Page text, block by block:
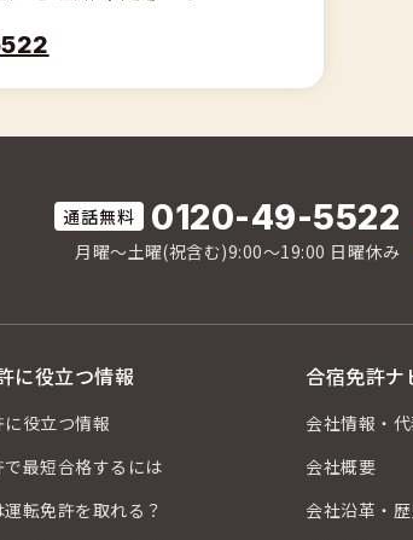
0120-49-5522
月曜〜土曜(祝含む)9:00〜19:00 日曜休み
に役立つ情報
役立つ情報
で最短合格するには
転免許を取れる？
合宿免許ナ
会社情報・
会社概要
会社沿革・